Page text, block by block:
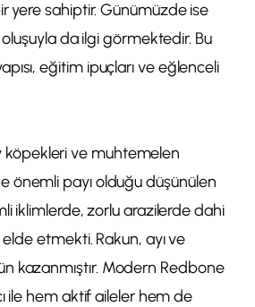
yere sahiptir. Günümüzde ise
da ilgi görmektedir. Bu
eğitim ipuçları ve eğlenceli
köpekleri ve muhtemelen
önemli payı olduğu düşünülen
iklimlerde, zorlu arazilerde dahi
etmekti. Rakun, ayı ve
kazanmıştır. Modern Redbone
ile hem aktif aileler hem de